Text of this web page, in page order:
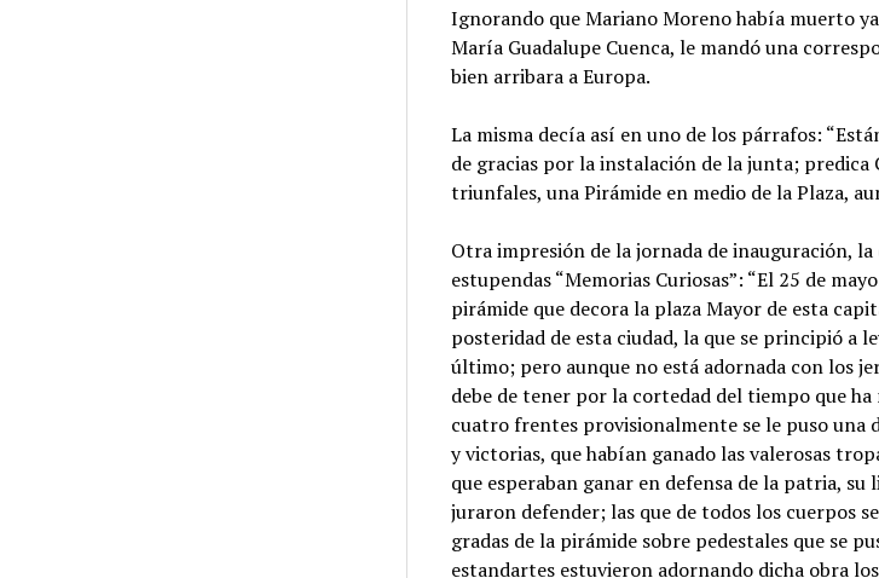
Ignorando que Mariano Moreno había muerto
María Guadalupe Cuenca, le mandó una
bien arribara a Europa.
La misma decía así en uno de los párrafos:
de gracias por la instalación de la junta;
triunfales, una Pirámide en medio de la Plaza,
Otra impresión de la jornada de inauguración,
estupendas “Memorias Curiosas”: “El 25 de
pirámide que decora la plaza Mayor de esta
posteridad de esta ciudad, la que se principió a
último; pero aunque no está adornada con los
debe de tener por la cortedad del tiempo que ha
cuatro frentes provisionalmente se le puso una
y victorias, que habían ganado las valerosas
que esperaban ganar en defensa de la patria, su
juraron defender; las que de todos los cuerpos
gradas de la pirámide sobre pedestales que se
estandartes estuvieron adornando dicha obra